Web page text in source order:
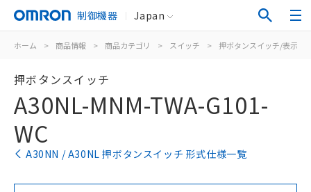
制御機器 Japan
ホーム > 商品情報 > 商品カテゴリ > スイッチ > 押ボタンスイッチ/表示灯
押ボタンスイッチ
A30NL-MNM-TWA-G101-
WC
A30NN / A30NL 押ボタンスイッチ 形式仕様一覧